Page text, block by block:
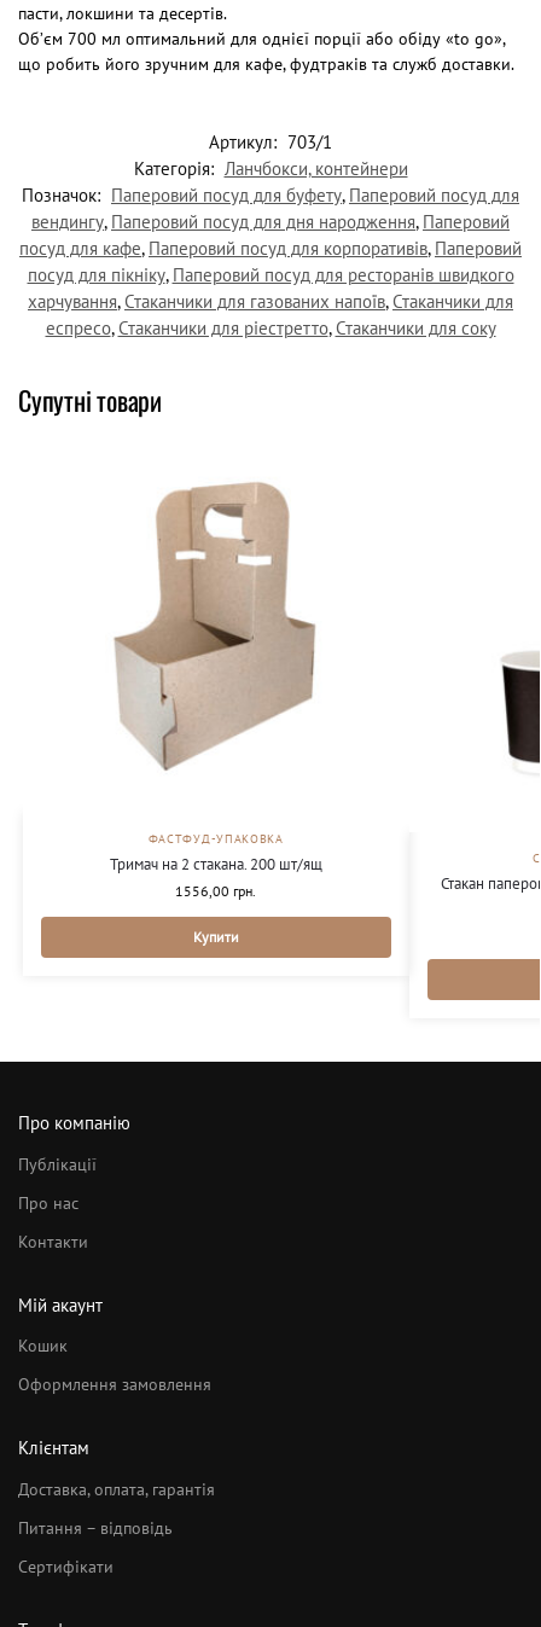
пасти, локшини та десертів.
Об’єм 700 мл оптимальний для однієї порції або обіду «to go»,
що робить його зручним для кафе, фудтраків та служб доставки.
Артикул: 703/1
Категорія: Ланчбокси, контейнери
Позначок: Паперовий посуд для буфету, Паперовий посуд для
вендингу, Паперовий посуд для дня народження, Паперовий
посуд для кафе, Паперовий посуд для корпоративів, Паперовий
посуд для пікніку, Паперовий посуд для ресторанів швидкого
харчування,Стаканчики для газованих напоїв,Стаканчики для
еспресо,Стаканчики для ріестретто,Стаканчики для соку
Супутні товари
ФАСТФУД-УПАКОВКА
Тримач на 2 стакана. 200 шт/ящ
1556,00 грн.
Купити
Стакан
Про компанію
Публікації
Про нас
Контакти
Мій акаунт
Кошик
Оформлення замовлення
Клієнтам
Доставка, оплата, гарантія
Питання – відповідь
Сертифікати